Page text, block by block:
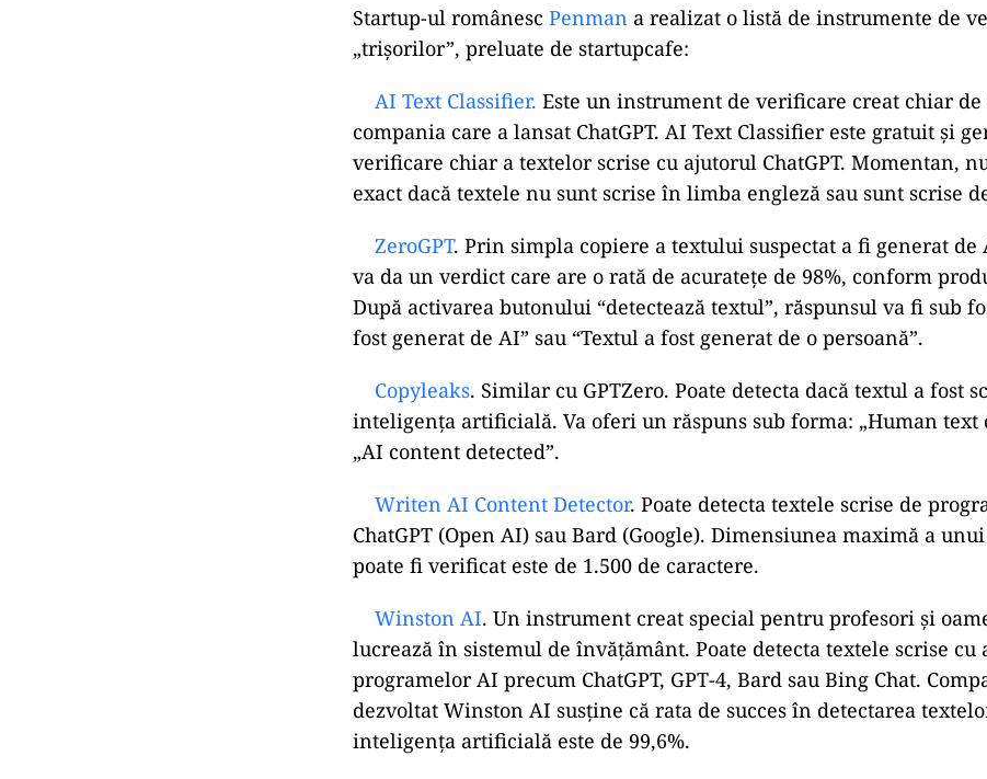
Startup-ul românesc Penman a realizat o listă de instrumente de
„trișorilor”, preluate de startupcafe:
AI Text Classifier. Este un instrument de verificare creat chiar de
compania care a lansat ChatGPT. AI Text Classifier este gratuit și
verificare chiar a textelor scrise cu ajutorul ChatGPT. Momentan,
exact dacă textele nu sunt scrise în limba engleză sau sunt scrise
ZeroGPT. Prin simpla copiere a textului suspectat a fi generat de
va da un verdict care are o rată de acuratețe de 98%, conform
După activarea butonului “detectează textul”, răspunsul va fi sub
fost generat de AI” sau “Textul a fost generat de o persoană”.
Copyleaks. Similar cu GPTZero. Poate detecta dacă textul a fost
inteligența artificială. Va oferi un răspuns sub forma: „Human text
„AI content detected”.
Writen AI Content Detector. Poate detecta textele scrise de
ChatGPT (Open AI) sau Bard (Google). Dimensiunea maximă a
poate fi verificat este de 1.500 de caractere.
Winston AI. Un instrument creat special pentru profesori și
lucrează în sistemul de învățământ. Poate detecta textele scrise cu
programelor AI precum ChatGPT, GPT-4, Bard sau Bing Chat.
dezvoltat Winston AI susține că rata de succes în detectarea
inteligența artificială este de 99,6%.